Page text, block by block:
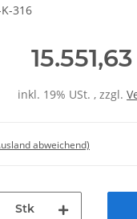
316
inkl. 19% USt. , zzgl.
abweichend)
Stk